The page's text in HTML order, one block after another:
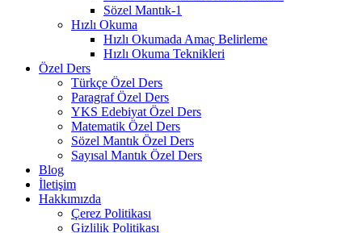
Sözel Mantık-1
Hızlı Okuma
Hızlı Okumada Amaç Belirleme
Hızlı Okuma Teknikleri
Özel Ders
Türkçe Özel Ders
Paragraf Özel Ders
YKS Edebiyat Özel Ders
Matematik Özel Ders
Sözel Mantık Özel Ders
Sayısal Mantık Özel Ders
Blog
İletişim
Hakkımızda
Çerez Politikası
Gizlilik Politikası